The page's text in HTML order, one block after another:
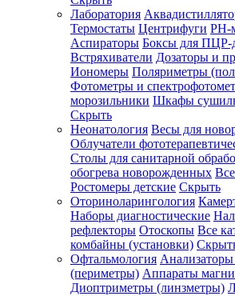
Лаборатория
Термостаты Центрифуги PH-
Аспираторы Боксы для ПЦР-
Встряхиватели Дозаторы и
Иономеры Поляриметры
Фотометры и
морозильники Шкафы
Скрыть
Неонатология Весы для
Облучатели
Столы для санитарной
обогрева новорожденных
Ростомеры детские Скрыть
Оториноларингология
Наборы диагностические
рефлекторы Отоскопы Все
комбайны (установки)
Офтальмология
(периметры) Аппараты
Диоптриметры (линзметры)